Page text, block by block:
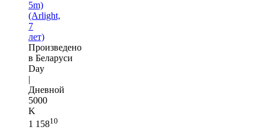
5m)
(Arlight,
7
лет)
Произведено
в Беларуси
Day
|
Дневной
5000
K
1 15810